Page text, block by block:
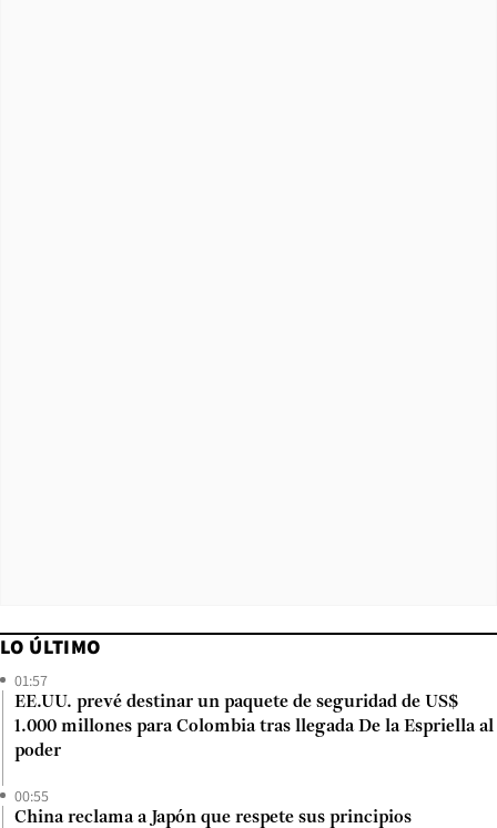
LO ÚLTIMO
01:57
EE.UU. prevé destinar un paquete de seguridad de US$
1.000 millones para Colombia tras llegada De la Espriella al
poder
00:55
China reclama a Japón que respete sus principios